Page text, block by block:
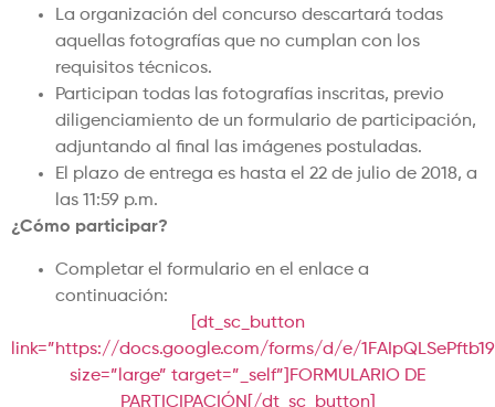
La organización del concurso descartará todas
aquellas fotografías que no cumplan con los
requisitos técnicos.
Participan todas las fotografías inscritas, previo
diligenciamiento de un formulario de participación,
adjuntando al final las imágenes postuladas.
El plazo de entrega es hasta el 22 de julio de 2018, a
las 11:59 p.m.
¿Cómo participar?
Completar el formulario en el enlace a
continuación:
[dt_sc_button
link=”https://docs.google.com/forms/d/e/
size=”large” target=”_self”]FORMULARIO DE
PARTICIPACIÓN[/dt_sc_button]